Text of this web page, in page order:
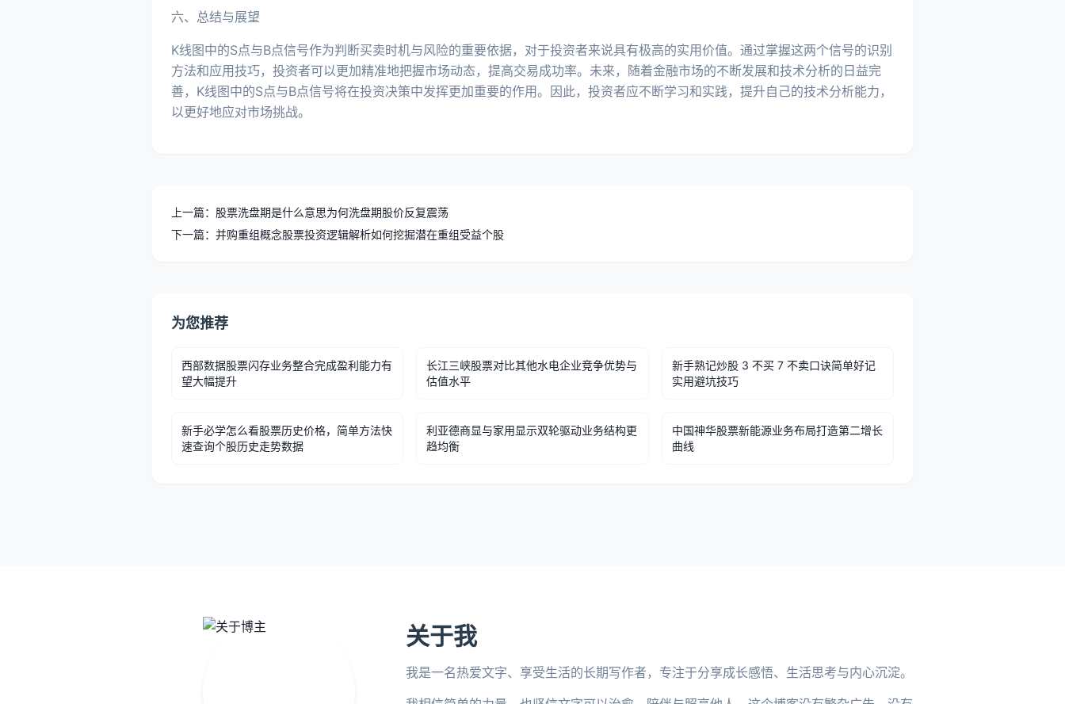
六、总结与展望
K线图中的S点与B点信号作为判断买卖时机与风险的重要依据，对于投资者来说具有极高的实用价值。通过掌握这两个信号的识别
方法和应用技巧，投资者可以更加精准地把握市场动态，提高交易成功率。未来，随着金融市场的不断发展和技术分析的日益完
善，K线图中的S点与B点信号将在投资决策中发挥更加重要的作用。因此，投资者应不断学习和实践，提升自己的技术分析能力，
以更好地应对市场挑战。
上一篇：股票洗盘期是什么意思为何洗盘期股价反复震荡
下一篇：并购重组概念股票投资逻辑解析如何挖掘潜在重组受益个股
为您推荐
西部数据股票闪存业务整合完成盈利能力有
望大幅提升
长江三峡股票对比其他水电企业竞争优势与
估值水平
新手熟记炒股 3 不买 7 不卖口诀简单好记
实用避坑技巧
新手必学怎么看股票历史价格，简单方法快
速查询个股历史走势数据
利亚德商显与家用显示双轮驱动业务结构更
趋均衡
中国神华股票新能源业务布局打造第二增长
曲线
关于我
我是一名热爱文字、享受生活的长期写作者，专注于分享成长感悟、生活思考与内心沉淀。